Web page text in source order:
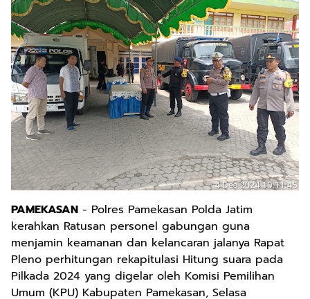
PAMEKASAN - Polres Pamekasan Polda Jatim
kerahkan Ratusan personel gabungan guna
menjamin keamanan dan kelancaran jalanya Rapat
Pleno perhitungan rekapitulasi Hitung suara pada
Pilkada 2024 yang digelar oleh Komisi Pemilihan
Umum (KPU) Kabupaten Pamekasan, Selasa